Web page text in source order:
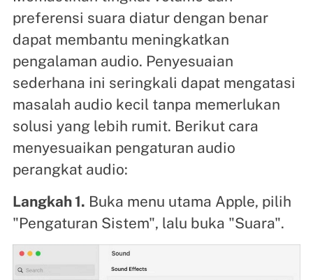
preferensi suara diatur dengan benar
dapat membantu meningkatkan
pengalaman audio. Penyesuaian
sederhana ini seringkali dapat mengatasi
masalah audio kecil tanpa memerlukan
solusi yang lebih rumit. Berikut cara
menyesuaikan pengaturan audio
perangkat audio:
Langkah 1. Buka menu utama Apple, pilih
"Pengaturan Sistem", lalu buka "Suara".